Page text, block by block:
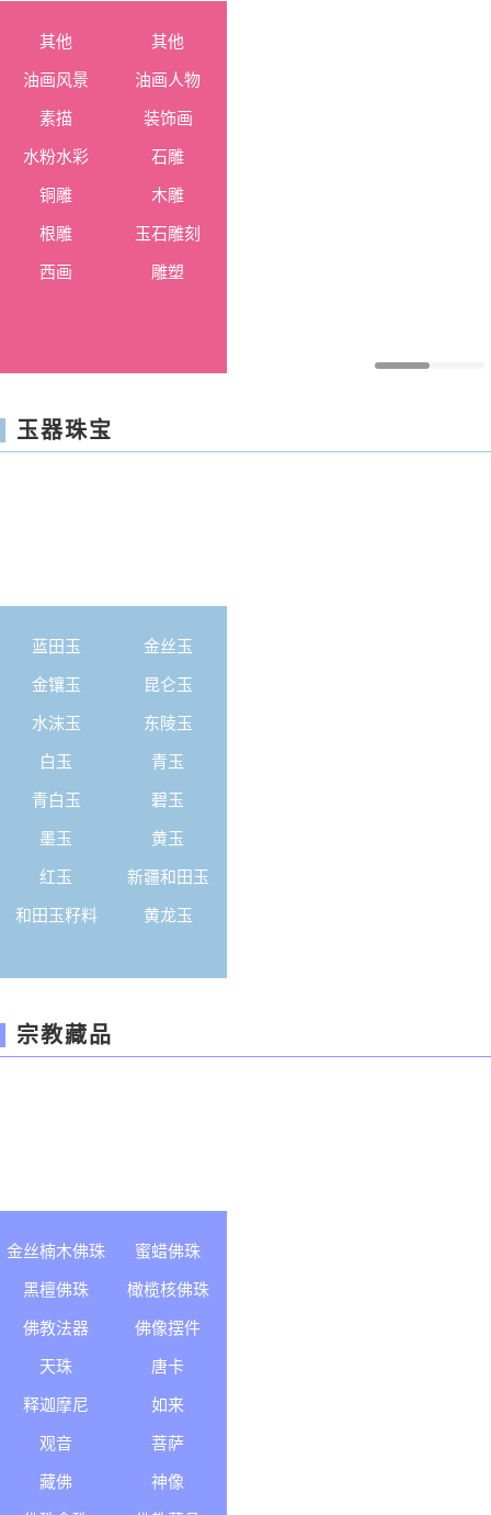
其他 其他
油画风景 油画人物
素描 装饰画
水粉水彩 石雕
铜雕 木雕
根雕 玉石雕刻
西画 雕塑
玉器珠宝
蓝田玉 金丝玉
金镶玉 昆仑玉
水沫玉 东陵玉
白玉 青玉
青白玉 碧玉
墨玉 黄玉
红玉 新疆和田玉
和田玉籽料 黄龙玉
宗教藏品
金丝楠木佛珠 蜜蜡佛珠
黑檀佛珠 橄榄核佛珠
佛教法器 佛像摆件
天珠 唐卡
释迦摩尼 如来
观音 菩萨
藏佛 神像